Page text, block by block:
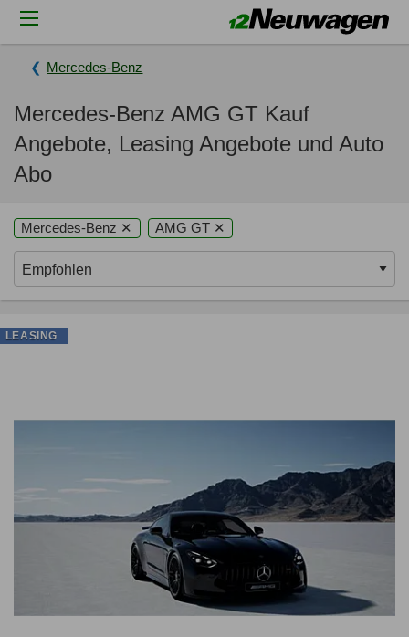
Mercedes-Benz
Mercedes-Benz AMG GT Kauf
Angebote, Leasing Angebote und Auto
Abo
Mercedes-Benz ✕ AMG GT ✕
LEASING